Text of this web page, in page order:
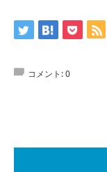
コメント:0